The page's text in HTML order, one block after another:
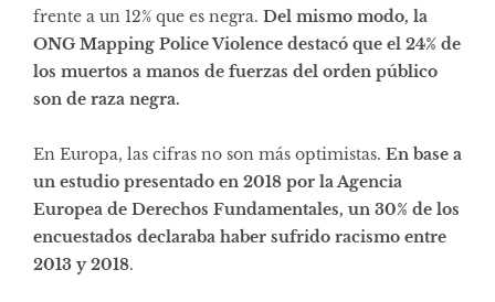
frente a un 12% que es negra. Del mismo modo, la
ONG Mapping Police Violence destacó que el 24% de
los muertos a manos de fuerzas del orden público
son de raza negra.
En Europa, las cifras no son más optimistas. En base a
un estudio presentado en 2018 por la Agencia
Europea de Derechos Fundamentales, un 30% de los
encuestados declaraba haber sufrido racismo entre
2013 y 2018.